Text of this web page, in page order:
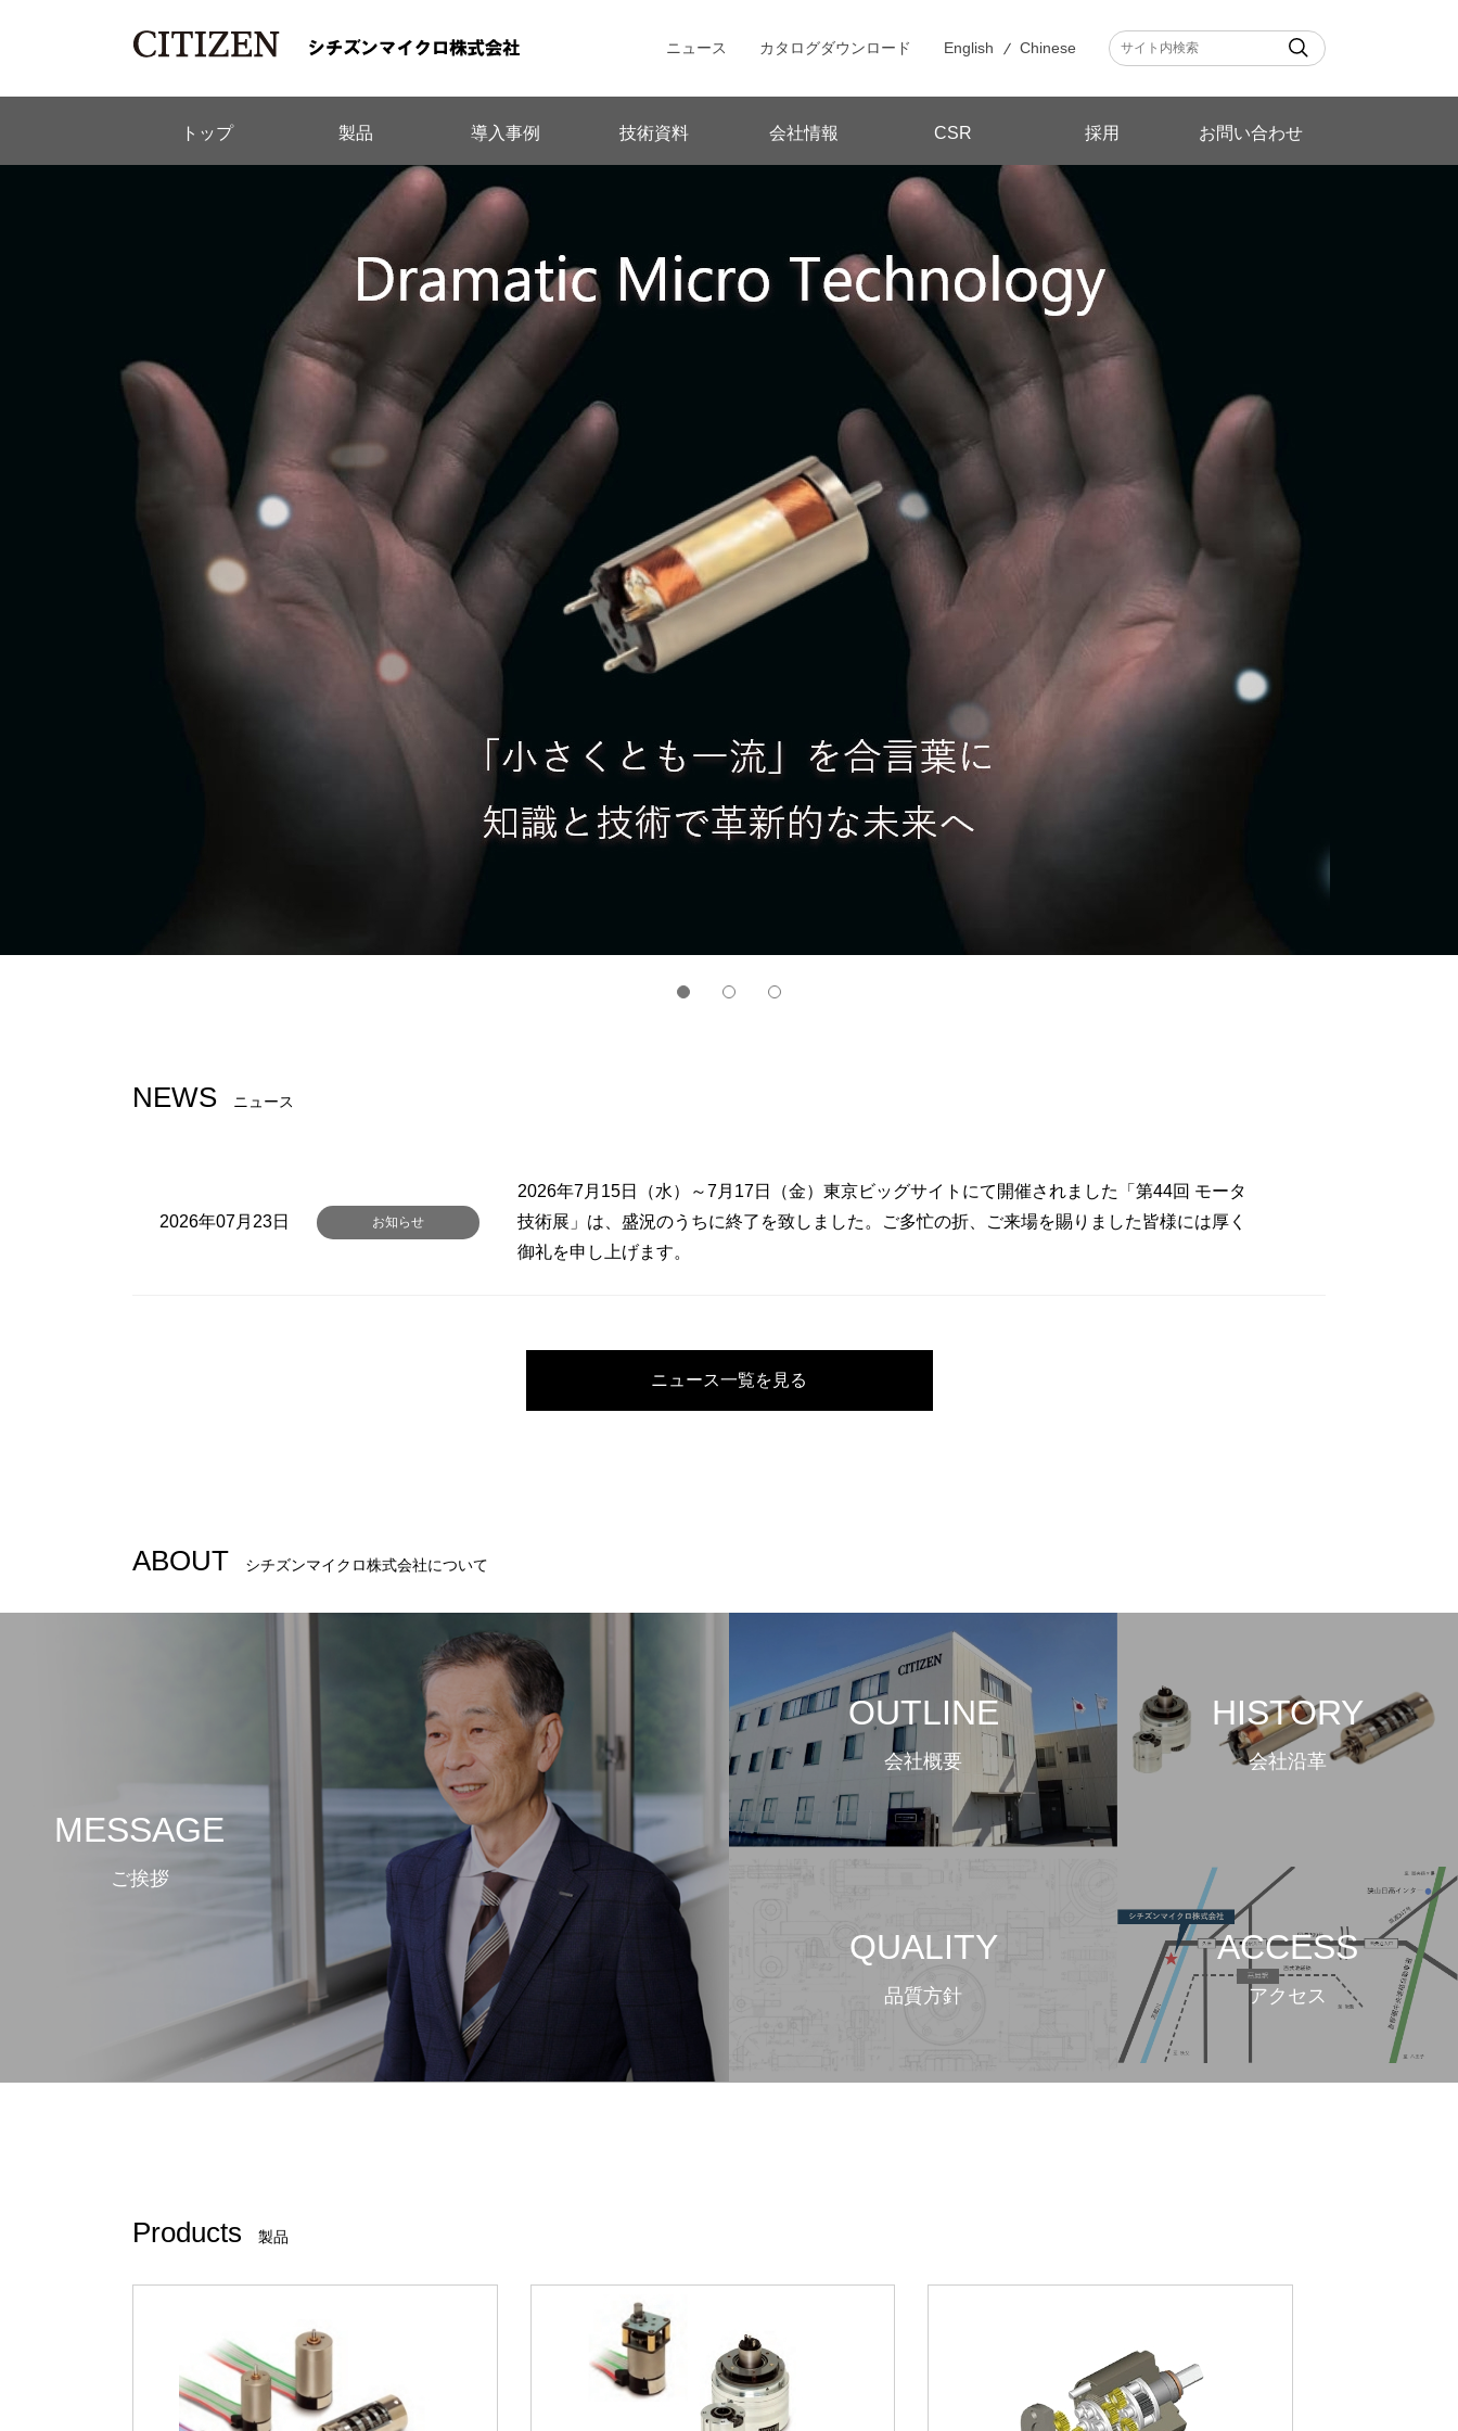
ニュース カタログダウンロード English Chinese
トップ 製品 導入事例 技術資料 会社情報 CSR 採用 お問い合わせ
NEWS ニュース
2026年07月23日 お知らせ
2026年7月15日（水）～7月17日（金）東京ビッグサイトにて開催されました「第44回 モータ
技術展」は、盛況のうちに終了を致しました。ご多忙の折、ご来場を賜りました皆様には厚く
御礼を申し上げます。
ニュース一覧を見る
ABOUT シチズンマイクロ株式会社について
MESSAGE
ご挨拶
OUTLINE
会社概要
HISTORY
会社沿革
QUALITY
品質方針
ACCESS
アクセス
Products 製品